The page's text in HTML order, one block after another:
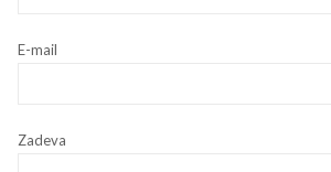
E-mail
Zadeva